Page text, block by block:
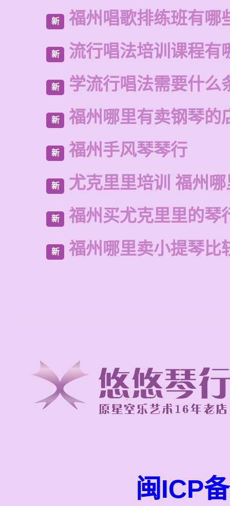
新 福州唱歌排练班有哪
新 流行唱法培训课程有
新 学流行唱法需要什么
新 福州哪里有卖钢琴的
新 福州手风琴琴行
新 尤克里里培训 福州
新 福州买尤克里里的琴
新 福州哪里卖小提琴比
闽ICP